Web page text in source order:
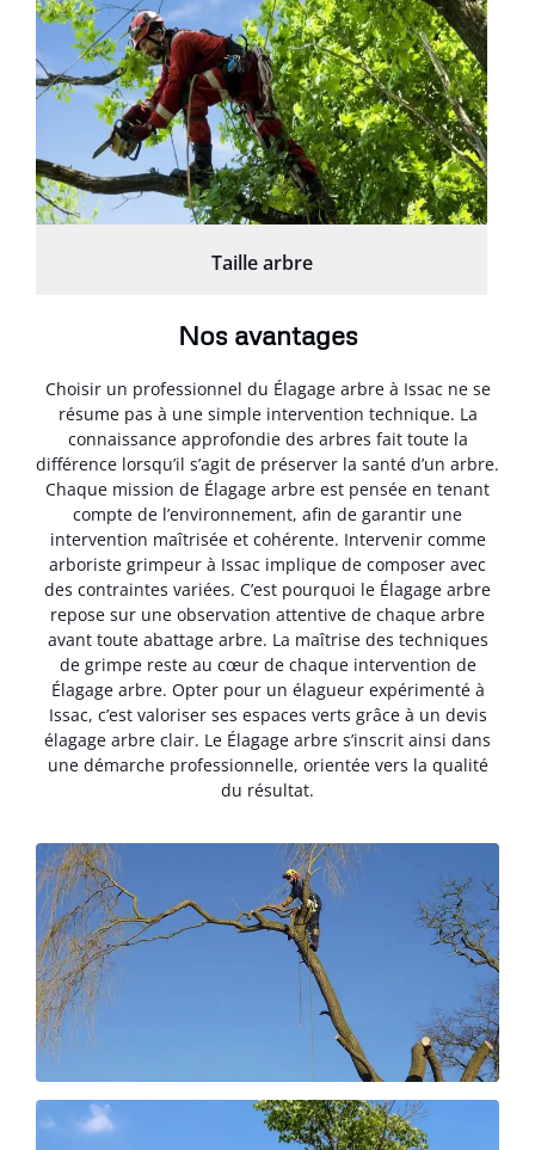
Taille arbre
Nos avantages
Choisir un professionnel du Élagage arbre à Issac ne se
résume pas à une simple intervention technique. La
connaissance approfondie des arbres fait toute la
différence lorsqu’il s’agit de préserver la santé d’un arbre.
Chaque mission de Élagage arbre est pensée en tenant
compte de l’environnement, afin de garantir une
intervention maîtrisée et cohérente. Intervenir comme
arboriste grimpeur à Issac implique de composer avec
des contraintes variées. C’est pourquoi le Élagage arbre
repose sur une observation attentive de chaque arbre
avant toute abattage arbre. La maîtrise des techniques
de grimpe reste au cœur de chaque intervention de
Élagage arbre. Opter pour un élagueur expérimenté à
Issac, c’est valoriser ses espaces verts grâce à un devis
élagage arbre clair. Le Élagage arbre s’inscrit ainsi dans
une démarche professionnelle, orientée vers la qualité
du résultat.